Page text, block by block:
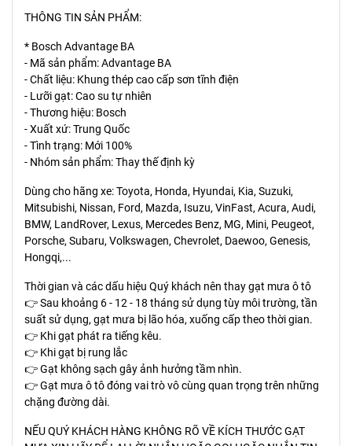
THÔNG TIN SẢN PHẨM:
* Bosch Advantage BA
- Mã sản phẩm: Advantage BA
- Chất liệu: Khung thép cao cấp sơn tĩnh điện
- Lưỡi gạt: Cao su tự nhiên
- Thương hiệu: Bosch
- Xuất xứ: Trung Quốc
- Tình trạng: Mới 100%
- Nhóm sản phẩm: Thay thế định kỳ
Dùng cho hãng xe: Toyota, Honda, Hyundai, Kia, Suzuki,
Mitsubishi, Nissan, Ford, Mazda, Isuzu, VinFast, Acura, Audi,
BMW, LandRover, Lexus, Mercedes Benz, MG, Mini, Peugeot,
Porsche, Subaru, Volkswagen, Chevrolet, Daewoo, Genesis,
Hongqi,...
Thời gian và các dấu hiệu Quý khách nên thay gạt mưa ô tô
👉 Sau khoảng 6 - 12 - 18 tháng sử dụng tùy môi trường, tần
suất sử dụng, gạt mưa bị lão hóa, xuống cấp theo thời gian.
👉 Khi gạt phát ra tiếng kêu.
👉 Khi gạt bị rung lắc
👉 Gạt không sạch gây ảnh hưởng tầm nhìn.
👉 Gạt mưa ô tô đóng vai trò vô cùng quan trọng trên những
chặng đường dài.
NẾU QUÝ KHÁCH HÀNG KHÔNG RÕ VỀ KÍCH THƯỚC GẠT